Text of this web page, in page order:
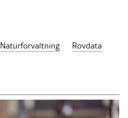
Naturforvaltning Rovdata